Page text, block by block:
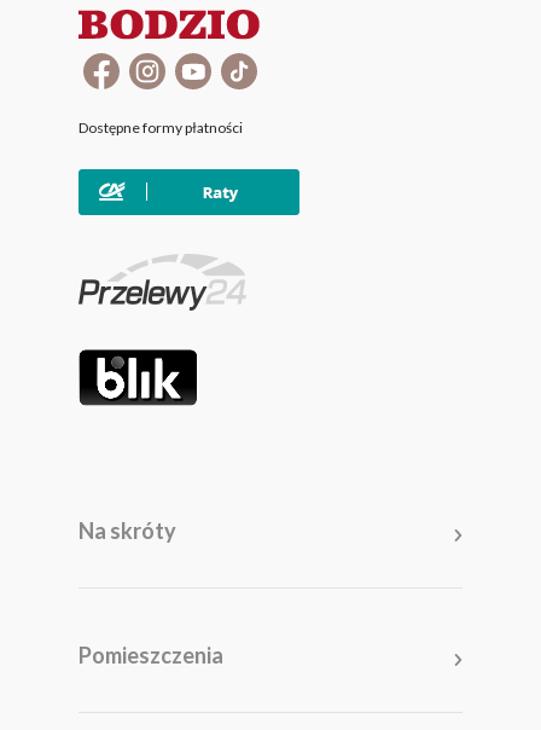
Dostępne formy płatności
Na skróty
Pomieszczenia
Pomieszczenia